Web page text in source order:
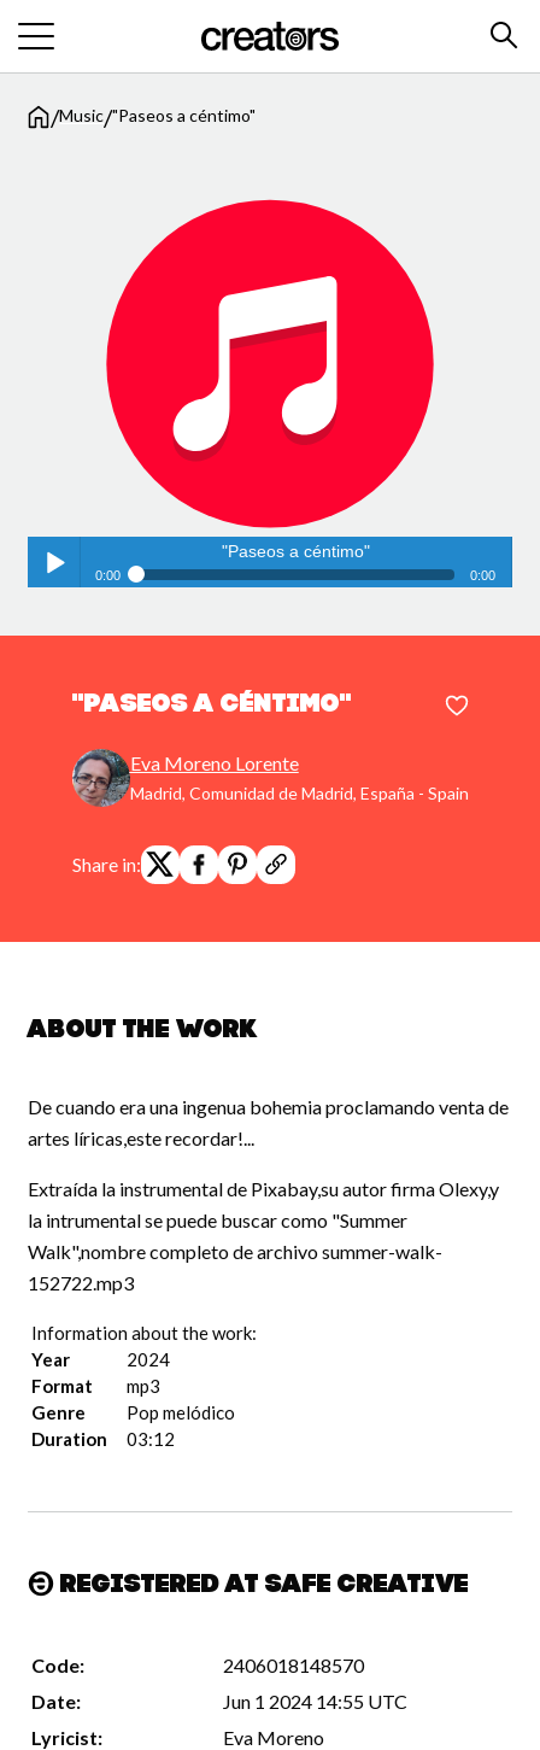
/Music/"Paseos a céntimo"
"Paseos a céntimo"
Eva Moreno Lorente
Madrid, Comunidad de Madrid, España - Spain
Share in:
"Paseos a céntimo"
0:00 0:00
About the work
De cuando era una ingenua bohemia proclamando venta de
artes líricas,este recordar!...
Extraída la instrumental de Pixabay,su autor firma Olexy,y
la intrumental se puede buscar como "Summer
Walk",nombre completo de archivo summer-walk-
152722.mp3
Information about the work:
Year
2024
Format
mp3
Genre
Pop melódico
Duration
03:12
Registered at Safe Creative
Code:
2406018148570
Date:
Jun 1 2024 14:55 UTC
Lyricist:
Eva Moreno